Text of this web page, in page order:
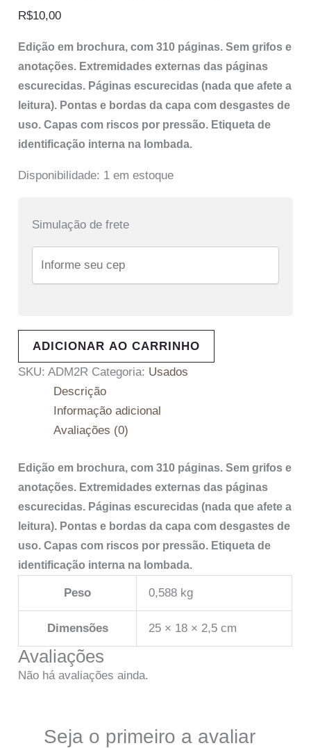
R$10,00
Edição em brochura, com 310 páginas. Sem grifos e
anotações. Extremidades externas das páginas
escurecidas. Páginas escurecidas (nada que afete a
leitura). Pontas e bordas da capa com desgastes de
uso. Capas com riscos por pressão. Etiqueta de
identificação interna na lombada.
Disponibilidade: 1 em estoque
Simulação de frete
ADICIONAR AO CARRINHO
SKU:ADM2R Categoria: Usados
Descrição
Informação adicional
Avaliações (0)
Edição em brochura, com 310 páginas. Sem grifos e
anotações. Extremidades externas das páginas
escurecidas. Páginas escurecidas (nada que afete a
leitura). Pontas e bordas da capa com desgastes de
uso. Capas com riscos por pressão. Etiqueta de
identificação interna na lombada.
Peso 0,588 kg
Dimensões 25 × 18 × 2,5 cm
Avaliações
Não há avaliações ainda.
Seja o primeiro a avaliar